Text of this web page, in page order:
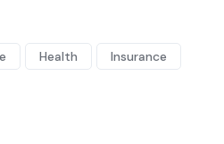
Health
Insurance